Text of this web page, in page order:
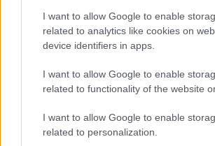
I want to allow Google to enable
related to analytics like cookies on
device identifiers in apps.
I want to allow Google to enable
related to functionality of the website
I want to allow Google to enable
related to personalization.
Leyland kert Bt.
+36305000119